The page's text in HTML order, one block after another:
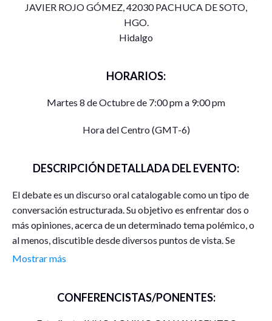
JAVIER ROJO GÓMEZ, 42030 PACHUCA DE SOTO,
HGO.
Hidalgo
HORARIOS:
Martes 8 de Octubre de 7:00 pm a 9:00 pm
Hora del Centro (GMT-6)
DESCRIPCIÓN DETALLADA DEL EVENTO:
El debate es un discurso oral catalogable como un tipo de
conversación estructurada. Su objetivo es enfrentar dos o
más opiniones, acerca de un determinado tema polémico, o
al menos, discutible desde diversos puntos de vista. Se
caracteriza por ser una discusión estructurada con réplicas
investigación documental rigurosa para poder replicar con
Mostrar más
CONFERENCISTAS/PONENTES: